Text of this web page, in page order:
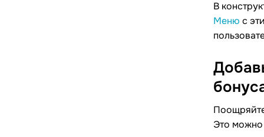
В
Меню с
Это можно